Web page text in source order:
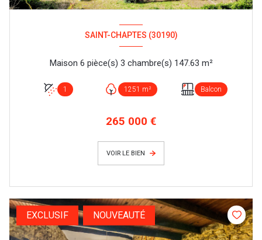
SAINT-CHAPTES (30190)
Maison 6 pièce(s) 3 chambre(s) 147.63 m²
1 1251 m² Balcon
265 000 €
VOIR LE BIEN
EXCLUSIF NOUVEAUTÉ